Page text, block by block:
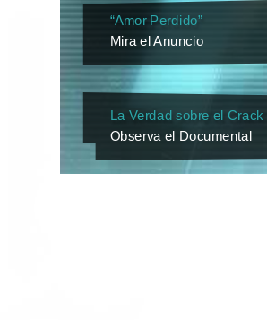
“Amor Perdido”
Mira el Anuncio
La Verdad sobre el Crack
Observa el Documental